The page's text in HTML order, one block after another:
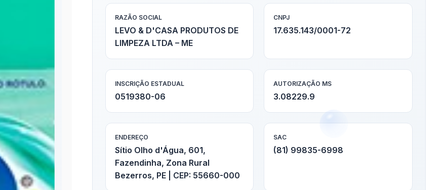
RAZÃO SOCIAL
LEVO & D'CASA PRODUTOS DE
LIMPEZA LTDA – ME
CNPJ
17.635.143/0001-72
INSCRIÇÃO ESTADUAL
0519380-06
AUTORIZAÇÃO MS
3.08229.9
ENDEREÇO
Sítio Olho d'Água, 601,
Fazendinha, Zona Rural
Bezerros, PE | CEP: 55660-000
SAC
(81) 99835-6998